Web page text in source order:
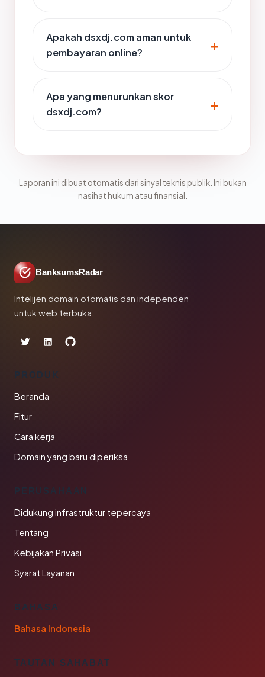
Apakah dsxdj.com aman untuk
pembayaran online?
Apa yang menurunkan skor
dsxdj.com?
Laporan ini dibuat otomatis dari sinyal teknis publik. Ini bukan
nasihat hukum atau finansial.
BanksumsRadar
Intelijen domain otomatis dan independen
untuk web terbuka.
PRODUK
Beranda
Fitur
Cara kerja
Domain yang baru diperiksa
PERUSAHAAN
Didukung infrastruktur tepercaya
Tentang
Kebijakan Privasi
Syarat Layanan
BAHASA
Bahasa Indonesia
TAUTAN SAHABAT